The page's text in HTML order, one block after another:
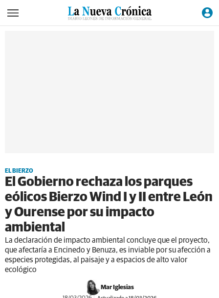
EL BIERZO
El Gobierno rechaza los parques
eólicos Bierzo Wind I y II entre León
y Ourense por su impacto
ambiental
La declaración de impacto ambiental concluye que el proyecto,
que afectaría a Encinedo y Benuza, es inviable por su afección a
especies protegidas, al paisaje y a espacios de alto valor
ecológico
Mar Iglesias